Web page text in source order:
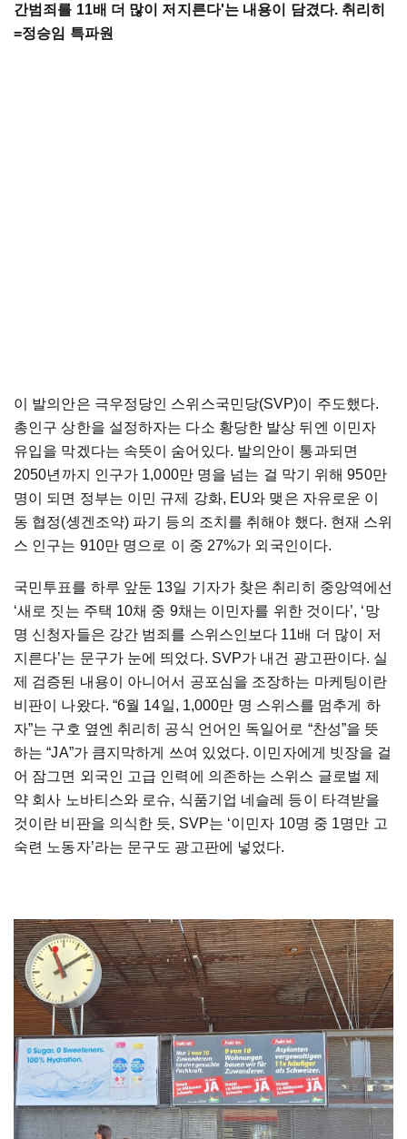
간범죄를 11배 더 많이 저지른다'는 내용이 담겼다. 취리히
=정승임 특파원
이 발의안은 극우정당인 스위스국민당(SVP)이 주도했다.
총인구 상한을 설정하자는 다소 황당한 발상 뒤엔 이민자
유입을 막겠다는 속뜻이 숨어있다. 발의안이 통과되면
2050년까지 인구가 1,000만 명을 넘는 걸 막기 위해 950만
명이 되면 정부는 이민 규제 강화, EU와 맺은 자유로운 이
동 협정(솅겐조약) 파기 등의 조치를 취해야 했다. 현재 스위
스 인구는 910만 명으로 이 중 27%가 외국인이다.
국민투표를 하루 앞둔 13일 기자가 찾은 취리히 중앙역에선
‘새로 짓는 주택 10채 중 9채는 이민자를 위한 것이다’, ‘망
명 신청자들은 강간 범죄를 스위스인보다 11배 더 많이 저
지른다’는 문구가 눈에 띄었다. SVP가 내건 광고판이다. 실
제 검증된 내용이 아니어서 공포심을 조장하는 마케팅이란
비판이 나왔다. “6월 14일, 1,000만 명 스위스를 멈추게 하
자”는 구호 옆엔 취리히 공식 언어인 독일어로 “찬성”을 뜻
하는 “JA”가 큼지막하게 쓰여 있었다. 이민자에게 빗장을 걸
어 잠그면 외국인 고급 인력에 의존하는 스위스 글로벌 제
약 회사 노바티스와 로슈, 식품기업 네슬레 등이 타격받을
것이란 비판을 의식한 듯, SVP는 ‘이민자 10명 중 1명만 고
숙련 노동자’라는 문구도 광고판에 넣었다.